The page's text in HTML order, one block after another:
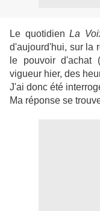
Le quotidienLa
d'aujourd'hui, sur la
le pouvoir d'achat
vigueur hier, des
J'ai donc été
Ma réponse se